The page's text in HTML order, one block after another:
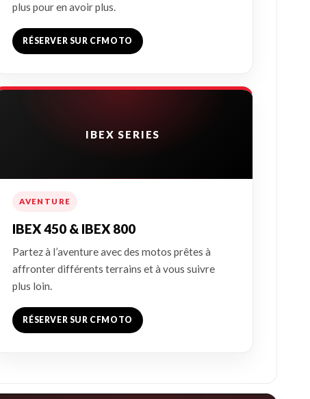
plus pour en avoir plus.
RÉSERVER SUR CFMOTO
IBEX SERIES
AVENTURE
IBEX 450 & IBEX 800
Partez à l’aventure avec des motos prêtes à
affronter différents terrains et à vous suivre
plus loin.
RÉSERVER SUR CFMOTO